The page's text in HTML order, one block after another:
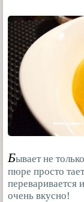
Бывает не
пюре просто
очень вкусно!